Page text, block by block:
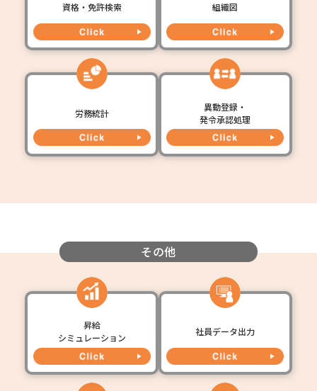
資格・免許検索 組織図
労務統計
異動登録・
発令承認処理
その他
昇給
シミュレーション
社員データ出力